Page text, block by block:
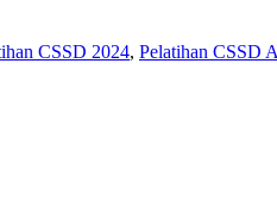
CSSD 2024, Pelatihan CSSD